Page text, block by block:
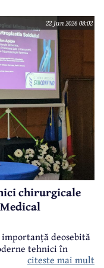
22 Jun 2026 08:02
chirurgicale
deosebită
tehnici în
citeste mai mult